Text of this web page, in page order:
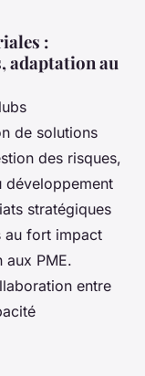
:
adaptation au
de solutions
des risques,
développement
stratégiques
au fort impact
PME.
entre